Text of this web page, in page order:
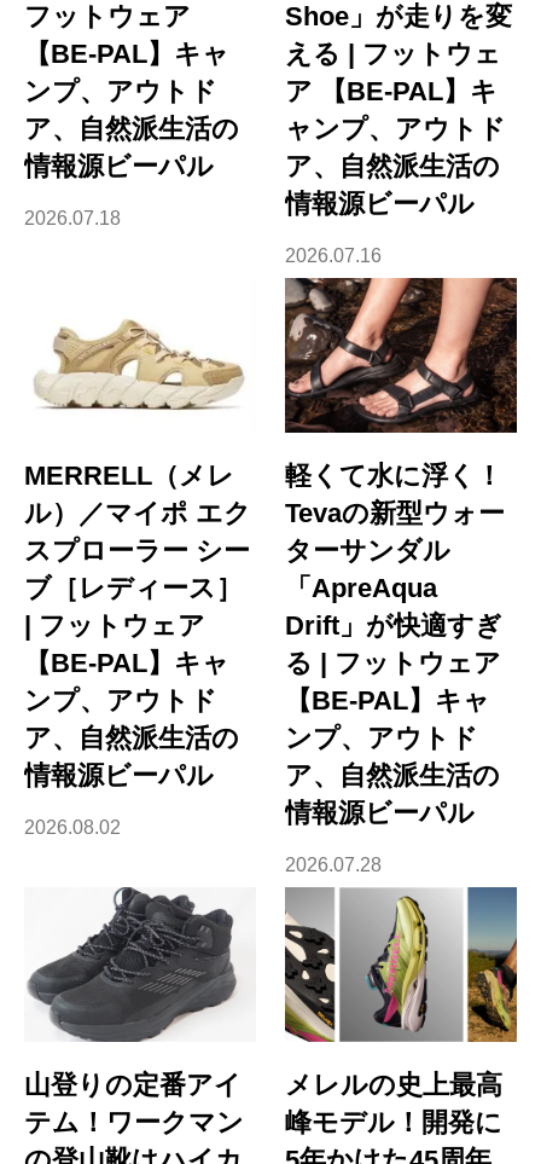
フットウェア
【BE-PAL】キャ
ンプ、アウトド
ア、自然派生活の
情報源ビーパル
2026.07.18
Shoe」が走りを変
える | フットウェ
ア 【BE-PAL】キ
ャンプ、アウトド
ア、自然派生活の
情報源ビーパル
2026.07.16
MERRELL（メレ
ル）／マイポ エク
スプローラー シー
ブ［レディース］
| フットウェア
【BE-PAL】キャ
ンプ、アウトド
ア、自然派生活の
情報源ビーパル
2026.08.02
軽くて水に浮く！
Tevaの新型ウォー
ターサンダル
「ApreAqua
Drift」が快適すぎ
る | フットウェア
【BE-PAL】キャ
ンプ、アウトド
ア、自然派生活の
情報源ビーパル
2026.07.28
山登りの定番アイ
テム！ワークマン
メレルの史上最高
峰モデル！開発に